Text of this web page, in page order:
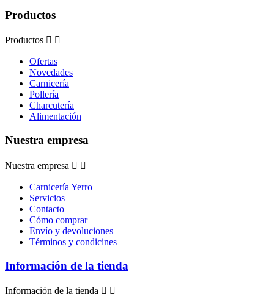
Productos
Productos  
Ofertas
Novedades
Carnicería
Pollería
Charcutería
Alimentación
Nuestra empresa
Nuestra empresa  
Carnicería Yerro
Servicios
Contacto
Cómo comprar
Envío y devoluciones
Términos y condicines
Información de la tienda
Información de la tienda  